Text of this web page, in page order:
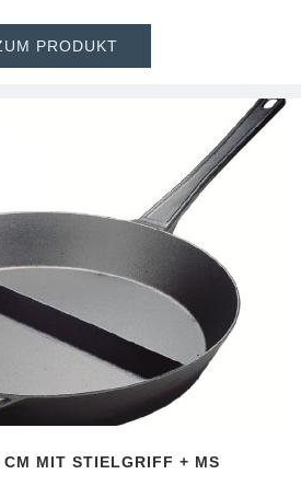
PRODUKT
CM MIT STIELGRIFF + MS